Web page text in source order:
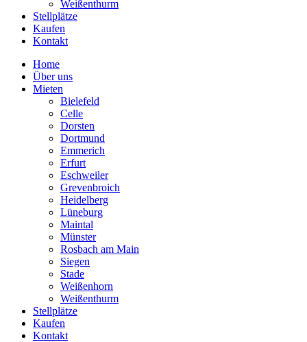
Weißenthurm
Stellplätze
Kaufen
Kontakt
Home
Über uns
Mieten
Bielefeld
Celle
Dorsten
Dortmund
Emmerich
Erfurt
Eschweiler
Grevenbroich
Heidelberg
Lüneburg
Maintal
Münster
Rosbach am Main
Siegen
Stade
Weißenhorn
Weißenthurm
Stellplätze
Kaufen
Kontakt